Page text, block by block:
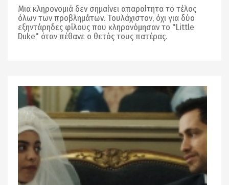
Μια κληρονομιά δεν σημαίνει απαραίτητα το τέλος
όλων των προβλημάτων. Τουλάχιστον, όχι για δύο
εξηντάρηδες φίλους που κληρονόμησαν το "Little
Duke" όταν πέθανε ο θετός τους πατέρας.